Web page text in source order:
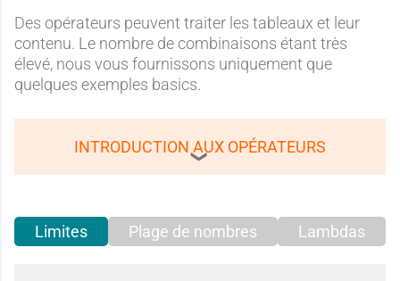
Des opérateurs peuvent traiter les tableaux et leur
contenu. Le nombre de combinaisons étant très
élevé, nous vous fournissons uniquement que
quelques exemples basics.
INTRODUCTION AUX OPÉRATEURS
Limites Plage de nombres Lambdas